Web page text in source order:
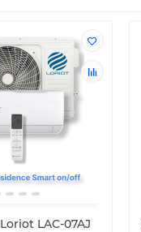
LAC-07AJ